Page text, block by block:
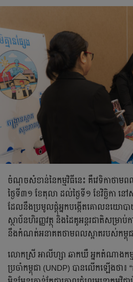
ចំណុចសំខាន់នៃកម្មវិធីនេះ គឺវេទិកាថាមព
ថ្ងៃទី៣១ ខែតុលា ដល់ថ្ងៃទី១ ខែវិច្ឆិកា ន
ដែលនឹងប្រមូលផ្តុំអ្នកបង្កើតគោលនយោបា
ស្ថាប័នហិរញ្ញវត្ថុ និងដៃគូអន្តរជាតិសម្រាប់
នឹងកំណត់អនាគតថាមពលស្អាតរបស់កម្ពុ
លោកស្រី អាលីហ្សា ឆាកឃឺ អ្នកតំណាងកម្
ប្រចាំកម្ពុជា (UNDP) បានលើកឡើងថា